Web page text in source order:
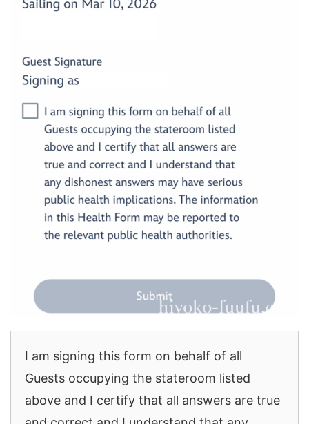
I am signing this form on behalf of all
Guests occupying the stateroom listed
above and I certify that all answers are true